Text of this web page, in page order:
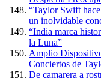
“Taylor Swift
un inolvidable
“India marca
la Luna”
Amplio
Conciertos de
De camarera a